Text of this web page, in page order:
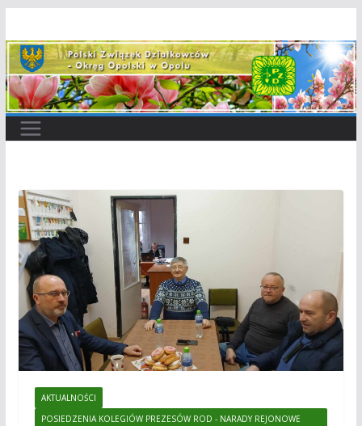
do
treści
AKTUALNOŚCI
POSIEDZENIA KOLEGIÓW PREZESÓW ROD - NARADY REJONOWE